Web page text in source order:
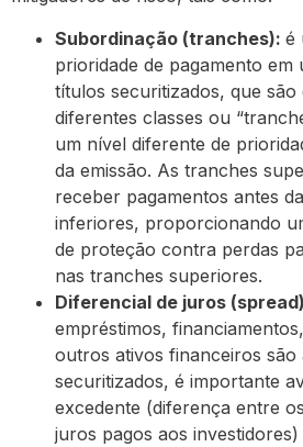
Subordinação (tranches): é
prioridade de pagamento em
títulos securitizados, que são
diferentes classes ou
um nível diferente de
da emissão. As tranches
receber pagamentos antes
inferiores, proporcionando
de proteção contra perdas
nas tranches superiores.
Diferencial de juros
empréstimos,
outros ativos financeiros são
securitizados, é importante
excedente (diferença entre
juros pagos aos